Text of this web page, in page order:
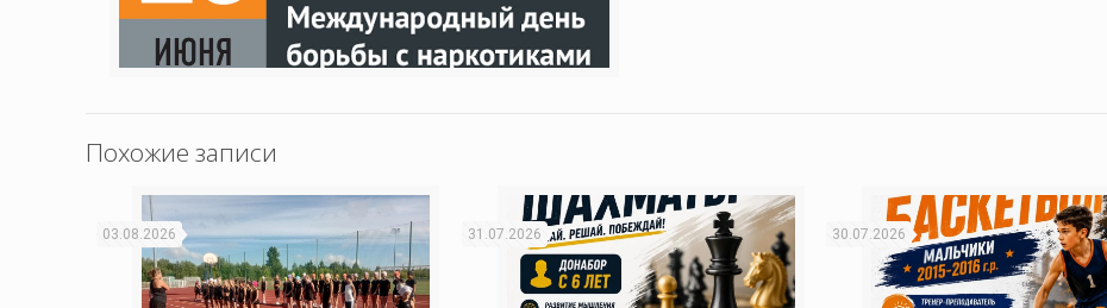
Похожие записи
03.08.2026 31.07.2026 30.07.2026